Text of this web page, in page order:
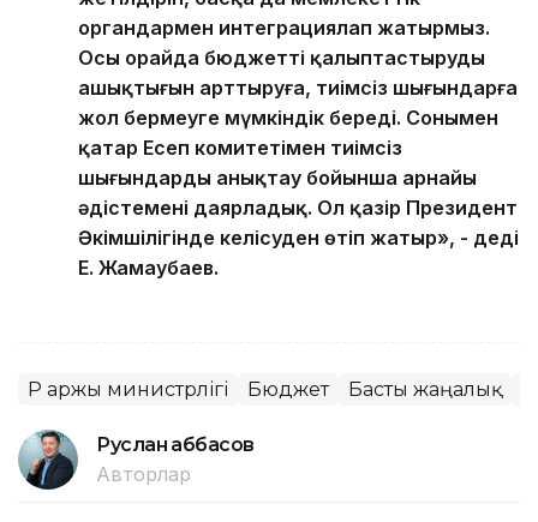
органдармен интеграциялап жатырмыз.
Осы орайда бюджетті қалыптастырудың
ашықтығын арттыруға, тиімсіз шығындарға
жол бермеуге мүмкіндік береді. Сонымен
қатар Есеп комитетімен тиімсіз
шығындарды анықтау бойынша арнайы
әдістемені даярладық. Ол қазір Президент
Әкімшілігінде келісуден өтіп жатыр», - деді
Е. Жамаубаев.
ҚР Қаржы министрлігі Бюджет Басты жаңалық
Руслан Ғаббасов
Авторлар